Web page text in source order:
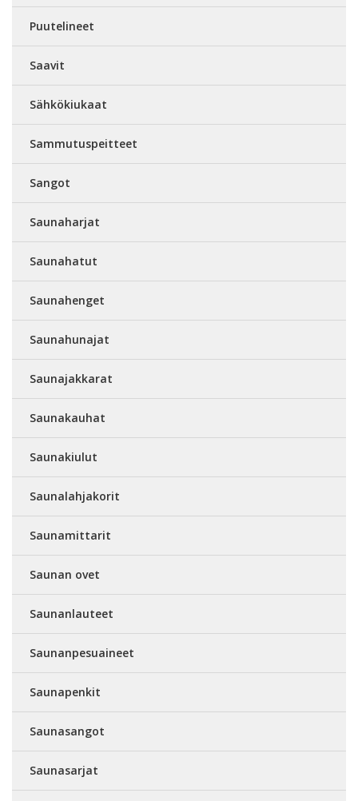
Puutelineet
Saavit
Sähkökiukaat
Sammutuspeitteet
Sangot
Saunaharjat
Saunahatut
Saunahenget
Saunahunajat
Saunajakkarat
Saunakauhat
Saunakiulut
Saunalahjakorit
Saunamittarit
Saunan ovet
Saunanlauteet
Saunanpesuaineet
Saunapenkit
Saunasangot
Saunasarjat